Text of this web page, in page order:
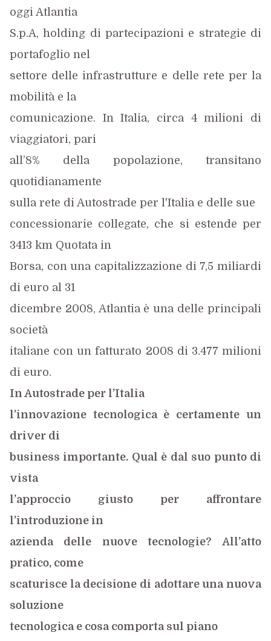
oggi Atlantia
S.p.A, holding di partecipazioni e strategie di
portafoglio nel
settore delle infrastrutture e delle rete per la
mobilità e la
comunicazione. In Italia, circa 4 milioni di
viaggiatori, pari
all’8% della popolazione, transitano
quotidianamente
sulla rete di Autostrade per l'Italia e delle sue
concessionarie collegate, che si estende per
3413 km Quotata in
Borsa, con una capitalizzazione di 7,5 miliardi
di euro al 31
dicembre 2008, Atlantia è una delle principali
società
italiane con un fatturato 2008 di 3.477 milioni
di euro.
In Autostrade per l’Italia
l’innovazione tecnologica è certamente un
driver di
business importante. Qual è dal suo punto di
vista
l’approccio giusto per affrontare
l’introduzione in
azienda delle nuove tecnologie? All’atto
pratico, come
scaturisce la decisione di adottare una nuova
soluzione
tecnologica e cosa comporta sul piano